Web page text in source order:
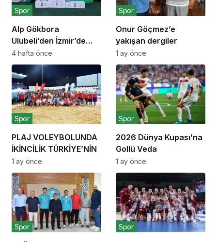
Alp Gökbora
Ulubeli’den İzmir’de
Dört Dörtlük
Şampiyonluk
Spor
4 hafta önce
Onur Göçmez’e
yakışan dergiler
Spor
1 ay önce
PLAJ VOLEYBOLUNDA
İKİNCİLİK TÜRKİYE’NİN
Spor
1 ay önce
2026 Dünya Kupası’na
Gollü Veda
Spor
1 ay önce
Spor Spor